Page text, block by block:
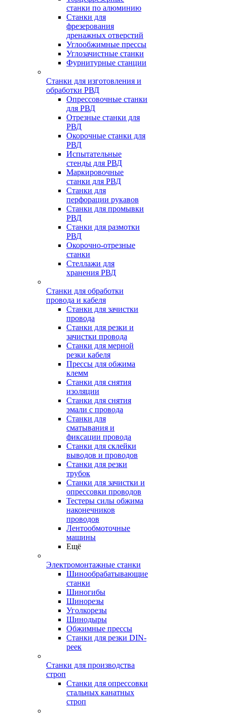
станки по алюминию
Станки для
фрезерования
дренажных отверстий
Углообжимные прессы
Углозачистные станки
Фурнитурные станции
Станки для изготовления и
обработки РВД
Опрессовочные станки
для РВД
Отрезные станки для
РВД
Окорочные станки для
РВД
Испытательные
стенды для РВД
Маркировочные
станки для РВД
Станки для
перфорации рукавов
Станки для промывки
РВД
Станки для размотки
РВД
Окорочно-отрезные
станки
Стеллажи для
хранения РВД
Станки для обработки
провода и кабеля
Станки для зачистки
провода
Станки для резки и
зачистки провода
Станки для мерной
резки кабеля
Прессы для обжима
клемм
Станки для снятия
изоляции
Станки для снятия
эмали с провода
Станки для
сматывания и
фиксации провода
Станки для склейки
выводов и проводов
Станки для резки
трубок
Станки для зачистки и
опрессовки проводов
Тестеры силы обжима
наконечников
проводов
Лентообмоточные
машины
Ещё
Электромонтажные станки
Шинообрабатывающие
станки
Шиногибы
Шинорезы
Уголкорезы
Шинодыры
Обжимные прессы
Станки для резки DIN-
реек
Станки для производства
строп
Станки для опрессовки
стальных канатных
строп